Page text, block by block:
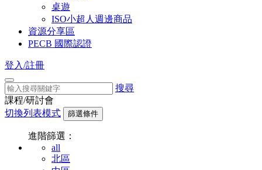
桌遊
ISO小超人週邊商品
資源分享區
PECB 國際認證
登入/註冊
搜尋
課程/研討會
切換列表模式
篩選條件
進階篩選：
all
北區